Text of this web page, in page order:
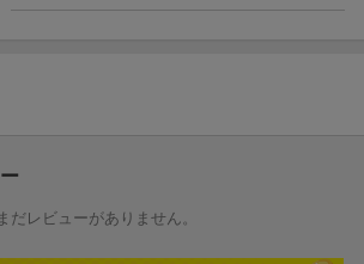
まだレビューがありません。